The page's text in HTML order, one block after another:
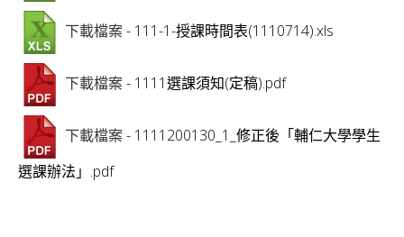
下載檔案 - 111-1-授課時間表(1110714).xls
下載檔案 - 1111選課須知(定稿).pdf
下載檔案 - 1111200130_1_修正後「輔仁大學學生
選課辦法」.pdf